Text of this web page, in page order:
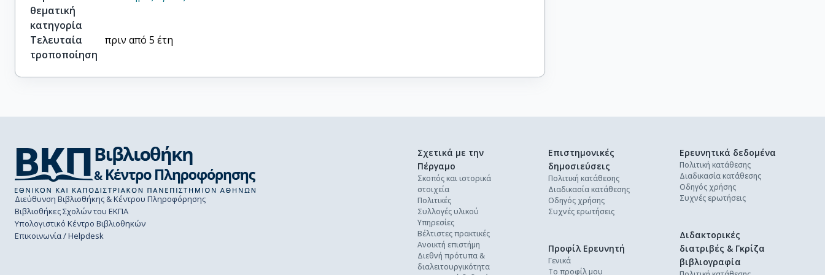
θεματική
κατηγορία
Τελευταία
τροποποίηση
πριν από 5 έτη
Διεύθυνση Βιβλιοθήκης & Κέντρου Πληροφόρησης
Βιβλιοθήκες Σχολών του ΕΚΠΑ
Υπολογιστικό Κέντρο Βιβλιοθηκών
Επικοινωνία / Helpdesk
Σχετικά με την
Πέργαμο
Σκοπός και ιστορικά
στοιχεία
Πολιτικές
Συλλογές υλικού
Υπηρεσίες
Βέλτιστες πρακτικές
Ανοικτή επιστήμη
Διεθνή πρότυπα &
διαλειτουργικότητα
Επιστημονικές
δημοσιεύσεις
Πολιτική κατάθεσης
Διαδικασία κατάθεσης
Οδηγός χρήσης
Συχνές ερωτήσεις
Ερευνητικά δεδομένα
Πολιτική κατάθεσης
Διαδικασία κατάθεσης
Οδηγός χρήσης
Συχνές ερωτήσεις
Διδακτορικές
διατριβές & Γκρίζα
βιβλιογραφία
Προφίλ Ερευνητή
Γενικά
Το προφίλ μου